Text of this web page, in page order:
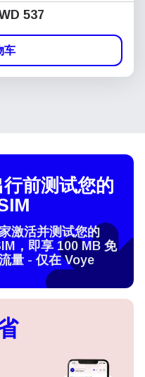
537
车
行前测试您的
激活并测试您的
，即享 100 MB 免
量 - 仅在 Voye